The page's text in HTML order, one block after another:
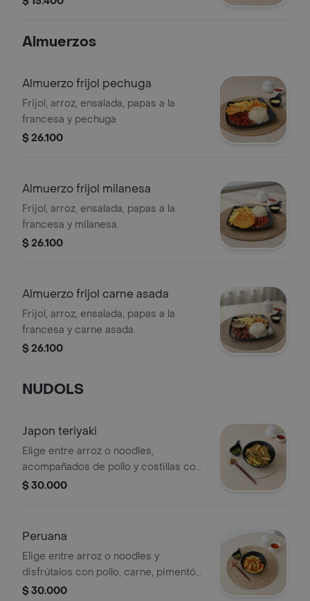
Almuerzos
Almuerzo frijol pechuga
Frijol, arroz, ensalada, papas a la
francesa y pechuga
$ 26.100
Almuerzo frijol milanesa
Frijol, arroz, ensalada, papas a la
francesa y milanesa.
$ 26.100
Almuerzo frijol carne asada
Frijol, arroz, ensalada, papas a la
francesa y carne asada.
$ 26.100
NUDOLS
Japon teriyaki
Elige entre arroz o noodles,
acompañados de pollo y costillas con
vegetales frescos como zanahoria,
$ 30.000
Peruana
Elige entre arroz o noodles y
disfrútalos con pollo, carne, pimentón,
tomate, papa y un toque de salsa de
$ 30.000